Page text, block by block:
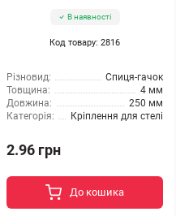
В наявності
Код товару: 2816
Різновид:
Спиця-гачок
Товщина:
4 мм
Довжина:
250 мм
Категорія:
Кріплення для стелі
2.96 грн
До кошика